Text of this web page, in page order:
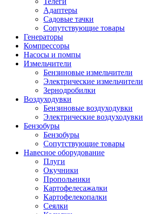
Адаптеры
Садовые тачки
Сопутствующие товары
Генераторы
Компрессоры
Насосы и помпы
Измельчители
Бензиновые измельчители
Электрические измельчители
Зернодробилки
Воздуходувки
Бензиновые воздуходувки
Электрические воздуходувки
Бензобуры
Бензобуры
Сопутствующие товары
Навесное оборудование
Плуги
Окучники
Пропольники
Картофелесажалки
Картофелекопалки
Сеялки